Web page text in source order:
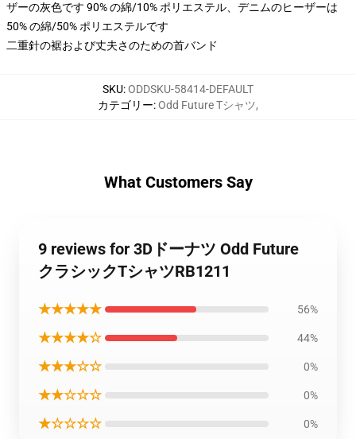
ザーの灰色です 90% の綿/10% ポリエステル、デニムのヒーザーは
50% の綿/50% ポリエステルです
二重針の裾および丈夫さのための首バンド
SKU:ODDSKU-58414-DEFAULT
カテゴリー:Odd Future Tシャツ,
What Customers Say
9 reviews for 3Dドーナツ Odd Future
クラシックTシャツRB1211
★★★★★ 56%
★★★★☆ 44%
★★★☆☆ 0%
★★☆☆☆ 0%
★☆☆☆☆ 0%